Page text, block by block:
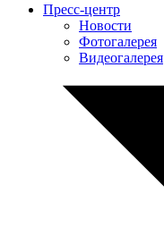
Пресс-центр
Новости
Фотогалерея
Видеогалерея